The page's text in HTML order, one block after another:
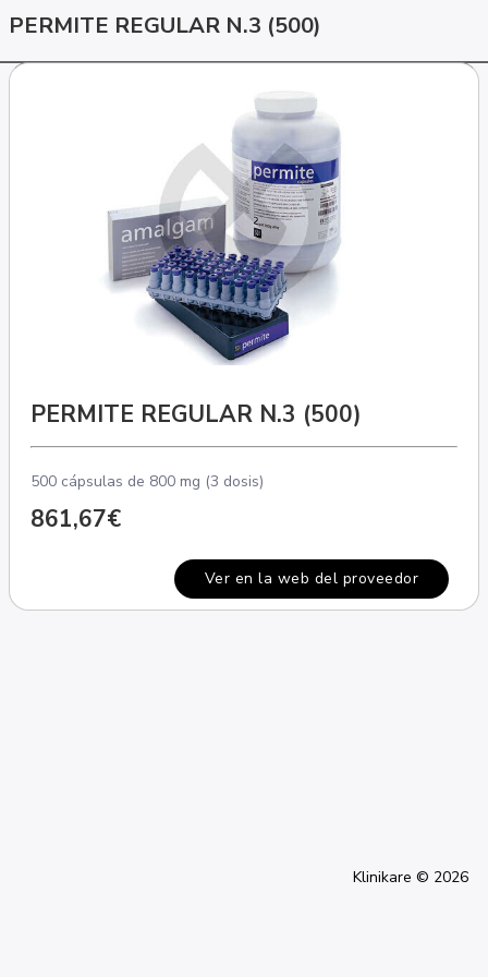
PERMITE REGULAR N.3 (500)
PERMITE REGULAR N.3 (500)
500 cápsulas de 800 mg (3 dosis)
861,67€
Ver en la web del proveedor
Klinikare © 2026